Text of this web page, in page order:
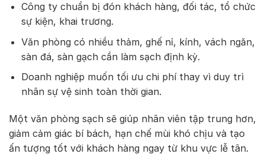
Công ty chuẩn bị đón khách hàng, đối tác, tổ chức
sự kiện, khai trương.
Văn phòng có nhiều thảm, ghế nỉ, kính, vách ngăn,
sàn đá, sàn gạch cần làm sạch định kỳ.
Doanh nghiệp muốn tối ưu chi phí thay vì duy trì
nhân sự vệ sinh toàn thời gian.
Một văn phòng sạch sẽ giúp nhân viên tập trung hơn,
giảm cảm giác bí bách, hạn chế mùi khó chịu và tạo
ấn tượng tốt với khách hàng ngay từ khu vực lễ tân.